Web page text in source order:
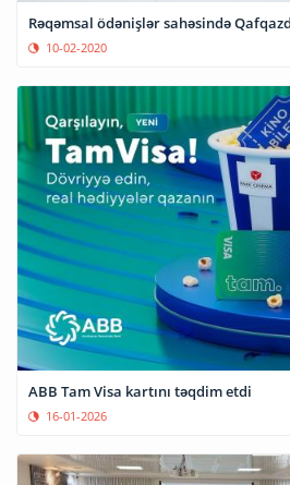
Rəqəmsal ödənişlər sahəsində
10-02-2020
ABB Tam Visa kartını təqdim etdi
16-01-2026